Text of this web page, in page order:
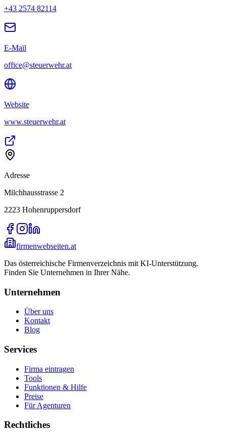
+43 2574 82114
E-Mail
office@steuerwehr.at
Website
www.steuerwehr.at
Adresse
Milchhausstrasse 2
2223 Hohenruppersdorf
firmenwebseiten.at
Das österreichische Firmenverzeichnis mit KI-Unterstützung.
Finden Sie Unternehmen in Ihrer Nähe.
Unternehmen
Über uns
Kontakt
Blog
Services
Firma eintragen
Tools
Funktionen & Hilfe
Preise
Für Agenturen
Rechtliches